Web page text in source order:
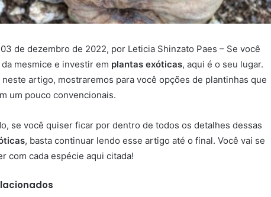
de dezembro de 2022, por Leticia Shinzato Paes – Se você
mesmice e investir em plantas exóticas, aqui é o seu lugar.
neste artigo, mostraremos para você opções de plantinhas que
um pouco convencionais.
se você quiser ficar por dentro de todos os detalhes dessas
, basta continuar lendo esse artigo até o final. Você vai se
com cada espécie aqui citada!